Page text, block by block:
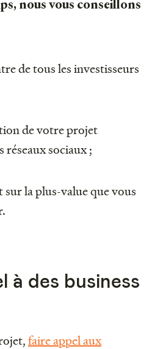
nous vous conseillons
de tous les investisseurs
de votre projet
sociaux ;
sur la plus-value que vous
à des business
faire appel aux